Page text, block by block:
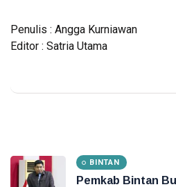
Penulis : Angga Kurniawan
Editor : Satria Utama
BINTAN
Pemkab Bintan